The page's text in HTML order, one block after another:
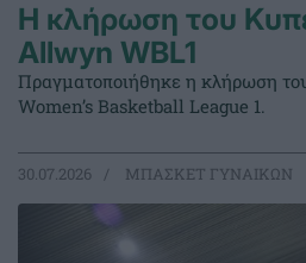
Η κλήρωση του
Allwyn WBL1
Πραγματοποιήθηκε η κλήρωση
Women’s Basketball League 1.
30.07.2026 ΜΠΑΣΚΕΤ ΓΥΝΑΙΚΩΝ